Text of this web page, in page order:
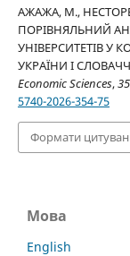
АЖАЖА, М.,
ПОРІВНЯЛЬНИЙ
УНІВЕРСИТЕТІВ У
УКРАЇНИ І
Economic Sciences,
5740-2026-354-75
Формати
Мова
English